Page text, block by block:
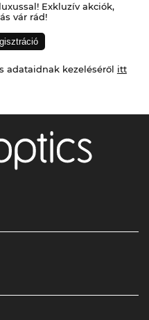
Exkluzív akciók,
vár rád!
adataidnak kezeléséről itt